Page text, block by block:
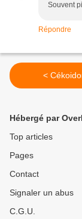
Souvent
Répondre
<
Hébergé par
Top articles
Pages
Contact
Signaler un abus
C.G.U.